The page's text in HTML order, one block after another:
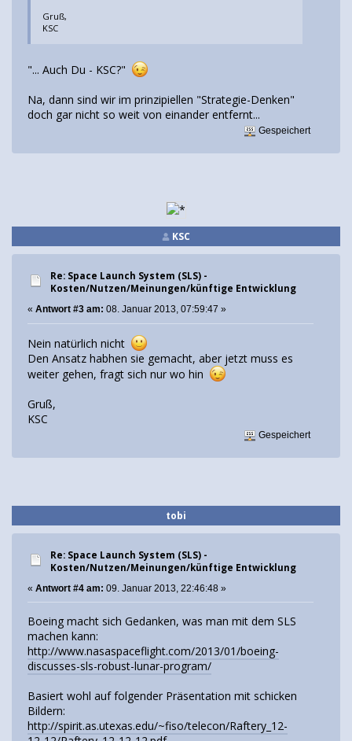
Gruß,
KSC
"... Auch Du - KSC?"
Na, dann sind wir im prinzipiellen "Strategie-Denken"
doch gar nicht so weit von einander entfernt...
Gespeichert
KSC
Re: Space Launch System (SLS) -
Kosten/Nutzen/Meinungen/künftige Entwicklung
« Antwort #3 am: 08. Januar 2013, 07:59:47 »
Nein natürlich nicht
Den Ansatz habhen sie gemacht, aber jetzt muss es
weiter gehen, fragt sich nur wo hin
Gruß,
KSC
Gespeichert
tobi
Re: Space Launch System (SLS) -
Kosten/Nutzen/Meinungen/künftige Entwicklung
« Antwort #4 am: 09. Januar 2013, 22:46:48 »
Boeing macht sich Gedanken, was man mit dem SLS
machen kann:
http://www.nasaspaceflight.com/2013/01/boeing-
discusses-sls-robust-lunar-program/
Basiert wohl auf folgender Präsentation mit schicken
Bildern:
http://spirit.as.utexas.edu/~fiso/telecon/Raftery_12-